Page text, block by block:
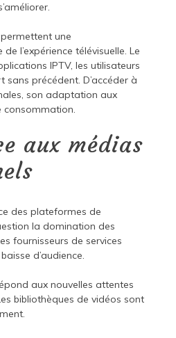
une
l’expérience télévisuelle. Le
IPTV, les utilisateurs
sans précédent. D’accéder à
son adaptation aux
consommation.
aux médias
des plateformes de
la domination des
fournisseurs de services
d’audience.
aux nouvelles attentes
bibliothèques de vidéos sont